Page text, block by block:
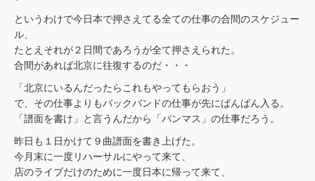
というわけで今日本で押さえてる全ての仕事の合間のスケジュー
ル、
たとえそれが２日間であろうが全て押さえられた。
合間があれば北京に往復するのだ・・・
「北京にいるんだったらこれもやってもらおう」
で、その仕事よりもバックバンドの仕事が先にばんばん入る。
「譜面を書け」と言うんだから「バンマス」の仕事だろう。
昨日も１日かけて９曲譜面を書き上げた。
今月末に一度リハーサルにやって来て、
店のライブだけのために一度日本に帰って来て、